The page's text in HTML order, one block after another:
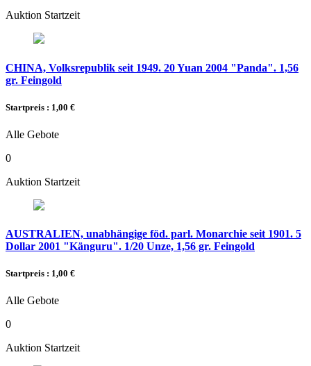
Auktion Startzeit
CHINA, Volksrepublik seit 1949. 20 Yuan 2004 "Panda". 1,56
gr. Feingold
Startpreis : 1,00 €
Alle Gebote
0
Auktion Startzeit
AUSTRALIEN, unabhängige föd. parl. Monarchie seit 1901. 5
Dollar 2001 "Känguru". 1/20 Unze, 1,56 gr. Feingold
Startpreis : 1,00 €
Alle Gebote
0
Auktion Startzeit